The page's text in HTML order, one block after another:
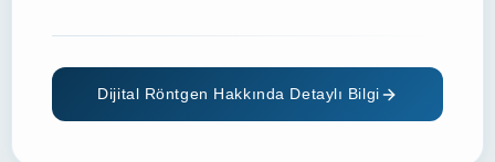
Dijital Röntgen Hakkında Detaylı Bilgi